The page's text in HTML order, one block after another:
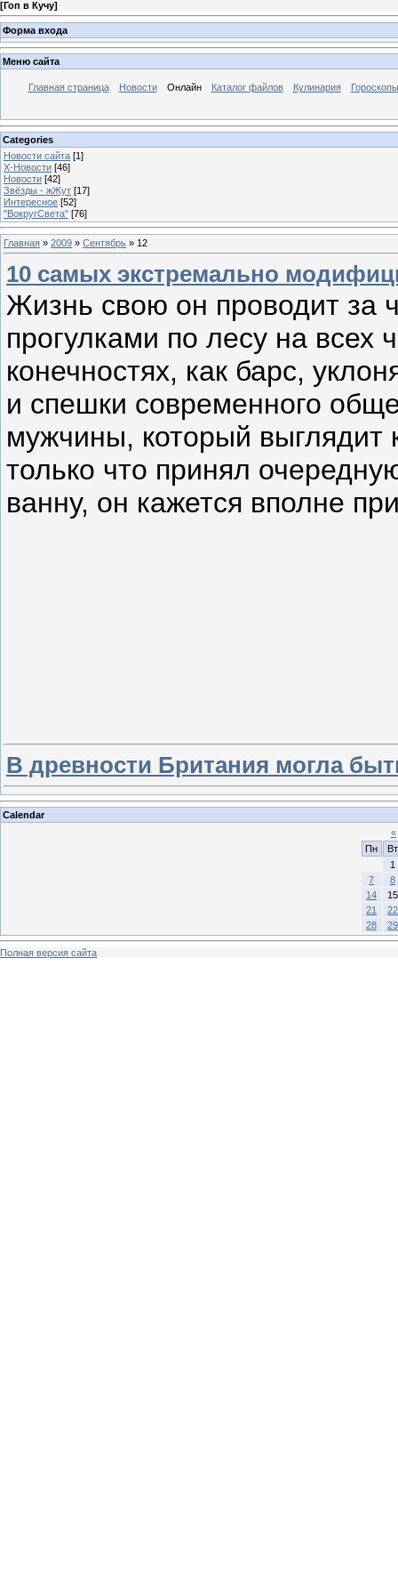
[Гоп в Кучу]
Форма входа
Меню сайта
Главная страница Новости Онлайн Каталог файлов Кулинария Гороскопы
Categories
Новости сайта [1]
Х-Новости [46]
Новости [42]
Звёзды - жЖут [17]
Интересное [52]
"ВокругСвета" [76]
Главная » 2009 » Сентябрь » 12
10 самых экстремально
Жизнь свою он проводит за
прогулками по лесу на всех
конечностях, как барс,
и спешки современного
мужчины, который выглядит
только что принял
ванну, он кажется вполне
В древности Британия могла
Calendar
«
Пн
Вт
1
7
8
14
15
21
22
28
29
Полная версия сайта